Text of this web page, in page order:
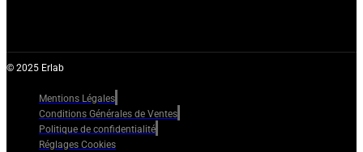
© 2025 Erlab
Mentions Légales
Conditions Générales de Ventes
Politique de confidentialité
Réglages Cookies